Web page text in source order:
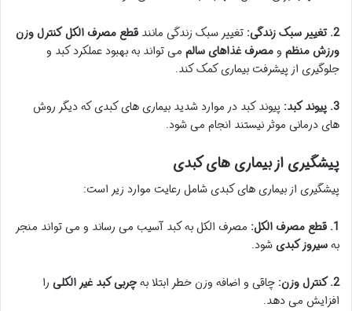
2. تغییر سبک زندگی: تغییر سبک زندگی مانند قطع مصرف الکلکنترل وزن
ورزش منظم ومصرف غذاهای سالم می تواند به بهبود عملکرد کبد و
جلوگیری از پیشرفت بیماری کمک کند.
3. پیوند کبد:
پیوند کبد در موارد شدید بیماری های کبدی که دیگر روش
های درمانی موثر نیستند انجام می شود.
پیشگیری از بیماری های کبدی
پیشگیری از بیماری های کبدی شامل رعایت موارد زیر است:
1. قطع مصرف الکل:
مصرف الکل به کبد آسیب می رساند و می تواند منجر
بهسیروز کبدیشود.
2. کنترل وزن: چاقی و اضافه وزن خطر ابتلا بهچربی کبد غیر الکلی را
افزایش می دهد.